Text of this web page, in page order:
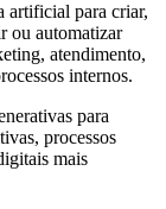
artificial para criar,
ou automatizar
atendimento,
internos.
para
processos
mais